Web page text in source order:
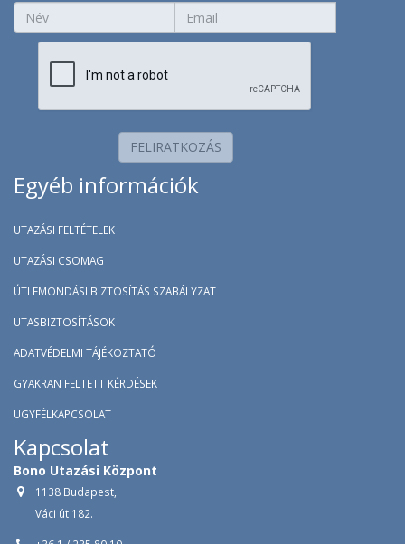
FELIRATKOZÁS
Egyéb információk
UTAZÁSI FELTÉTELEK
UTAZÁSI CSOMAG
ÚTLEMONDÁSI BIZTOSÍTÁS SZABÁLYZAT
UTASBIZTOSÍTÁSOK
ADATVÉDELMI TÁJÉKOZTATÓ
GYAKRAN FELTETT KÉRDÉSEK
ÜGYFÉLKAPCSOLAT
Kapcsolat
Bono Utazási Központ
1138 Budapest,
Váci út 182.